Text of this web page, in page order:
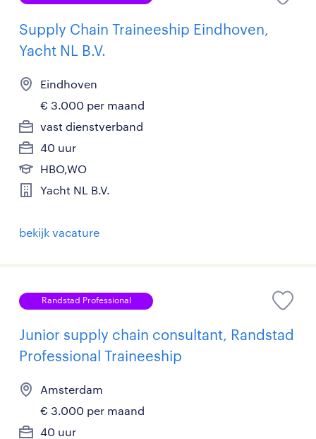
Supply Chain Traineeship Eindhoven,
Yacht NL B.V.
Eindhoven
€ 3.000 per maand
vast dienstverband
40 uur
HBO,WO
Yacht NL B.V.
bekijk vacature
Randstad Professional
Junior supply chain consultant, Randstad
Professional Traineeship
Amsterdam
€ 3.000 per maand
40 uur